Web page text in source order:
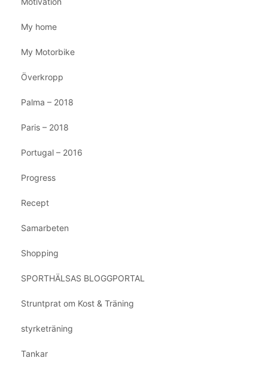
My home
My Motorbike
Överkropp
Palma – 2018
Paris – 2018
Portugal – 2016
Progress
Recept
Samarbeten
Shopping
SPORTHÄLSAS BLOGGPORTAL
Struntprat om Kost & Träning
styrketräning
Tankar